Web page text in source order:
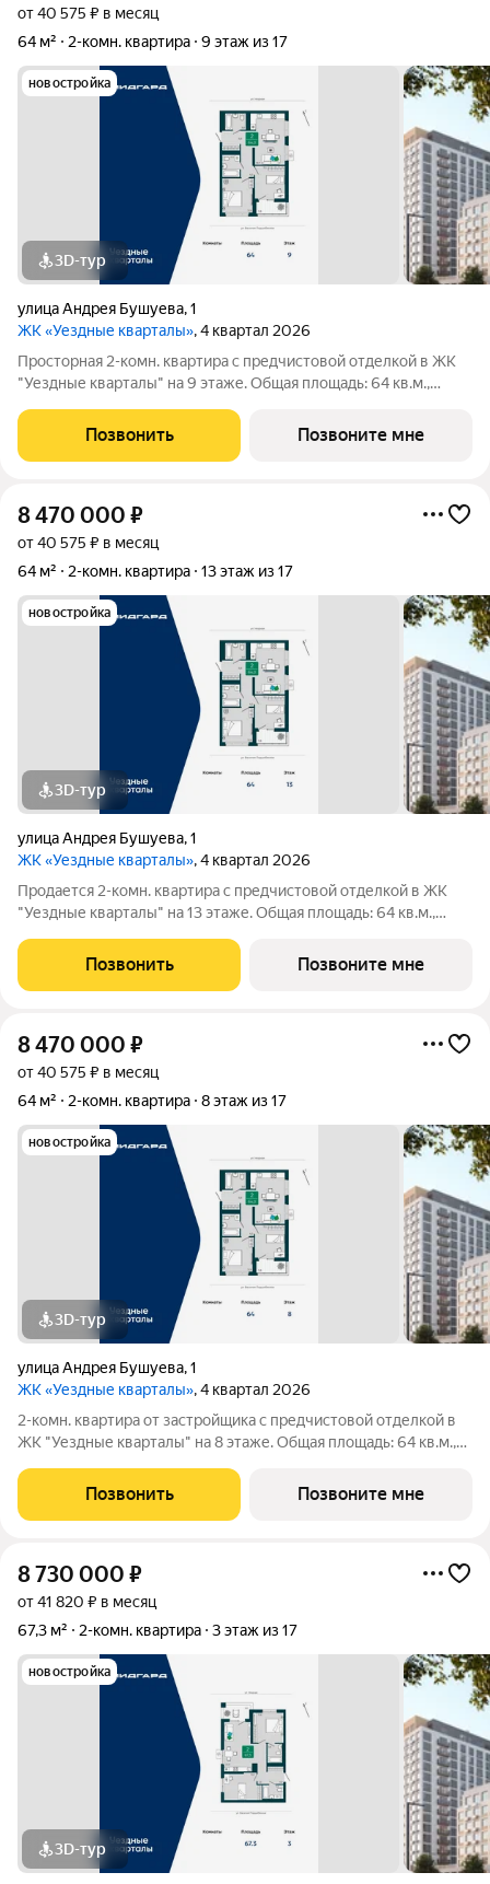
от 40 575 ₽ в месяц
64 м²
2-комн. квартира 9 этаж из 17
новостройка
3D-тур
улица Андрея Бушуева,1
ЖК «Уездные кварталы», 4 квартал 2026
Просторная 2-комн. квартира с предчистовой отделкой в ЖК
"Уездные кварталы" на 9 этаже. Общая площадь: 64 кв.м.,
Угловая квартира, окна oбecпeчивaют paвнoмepнoe ocвeщeниe
в тeчeниe дня. В
Позвонить Позвоните мне
8 470 000 ₽
от 40 575 ₽ в месяц
64 м²
2-комн. квартира 13 этаж из 17
новостройка
3D-тур
улица Андрея Бушуева,1
ЖК «Уездные кварталы», 4 квартал 2026
Продается 2-комн. квартира с предчистовой отделкой в ЖК
"Уездные кварталы" на 13 этаже. Общая площадь: 64 кв.м.,
Угловая квартира, идеально подойдет любителям тишины и
панорамных видов. В
Позвонить Позвоните мне
8 470 000 ₽
от 40 575 ₽ в месяц
64 м²
2-комн. квартира 8 этаж из 17
новостройка
3D-тур
улица Андрея Бушуева,1
ЖК «Уездные кварталы», 4 квартал 2026
2-комн. квартира от застройщика с предчистовой отделкой в
ЖК "Уездные кварталы" на 8 этаже. Общая площадь: 64 кв.м.,
Угловая квартира, окна oбecпeчивaют paвнoмepнoe ocвeщeниe
в тeчeниe
Позвонить Позвоните мне
8 730 000 ₽
от 41 820 ₽ в месяц
67,3 м²
2-комн. квартира 3 этаж из 17
новостройка
3D-тур